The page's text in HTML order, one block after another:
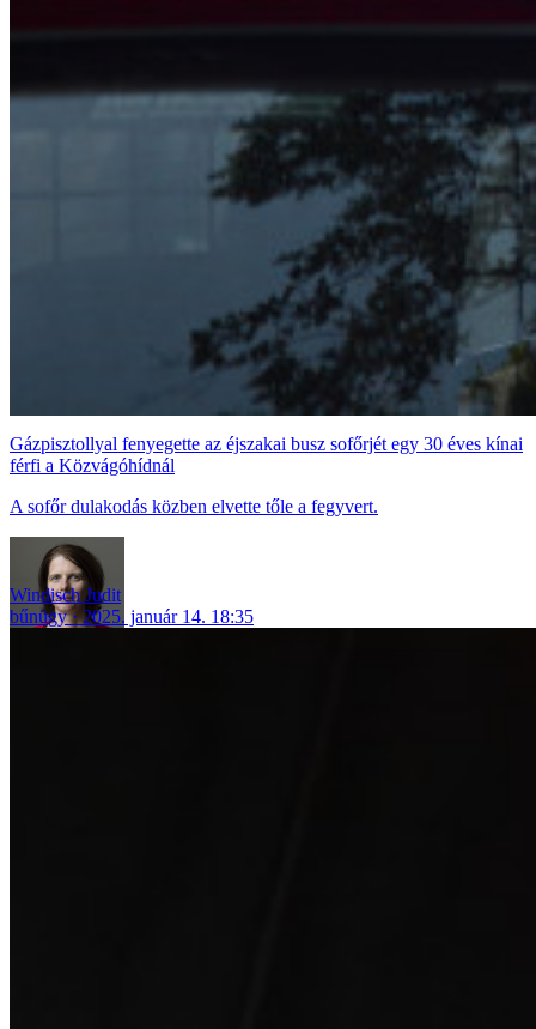
Gázpisztollyal fenyegette az éjszakai busz sofőrjét egy 30 éves kínai
férfi a Közvágóhídnál
A sofőr dulakodás közben elvette tőle a fegyvert.
Windisch Judit
bűnügy
2025. január 14. 18:35